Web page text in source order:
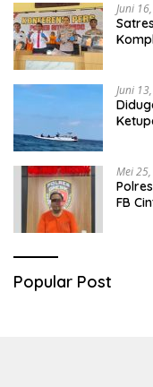
Juni
Juni
Mei
FB
Popular Post